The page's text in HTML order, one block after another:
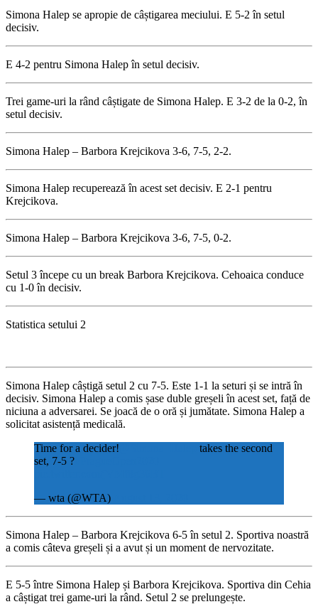
Simona Halep se apropie de câștigarea meciului. E 5-2 în setul
decisiv.
E 4-2 pentru Simona Halep în setul decisiv.
Trei game-uri la rând câștigate de Simona Halep. E 3-2 de la 0-2, în
setul decisiv.
Simona Halep – Barbora Krejcikova 3-6, 7-5, 2-2.
Simona Halep recuperează în acest set decisiv. E 2-1 pentru
Krejcikova.
Simona Halep – Barbora Krejcikova 3-6, 7-5, 0-2.
Setul 3 începe cu un break Barbora Krejcikova. Cehoaica conduce
cu 1-0 în decisiv.
Statistica setului 2
Simona Halep câștigă setul 2 cu 7-5. Este 1-1 la seturi și se intră în
decisiv. Simona Halep a comis șase duble greșeli în acest set, față de
niciuna a adversarei. Se joacă de o oră și jumătate. Simona Halep a
solicitat asistență medicală.
Time for a decider!
takes the second
set, 7-5 ?
— wta (@WTA)
Simona Halep – Barbora Krejcikova 6-5 în setul 2. Sportiva noastră
a comis câteva greșeli și a avut și un moment de nervozitate.
E 5-5 între Simona Halep și Barbora Krejcikova. Sportiva din Cehia
a câștigat trei game-uri la rând. Setul 2 se prelungește.